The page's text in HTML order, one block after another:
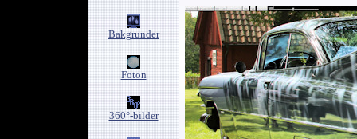
Bakgrunder
Foton
360°-bilder